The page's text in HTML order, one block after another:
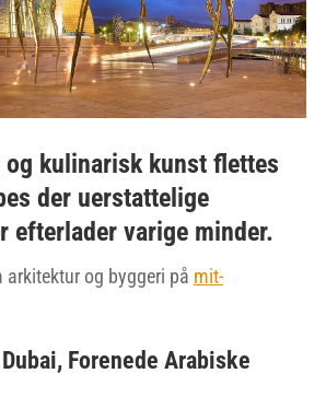
kulinarisk kunst flettes
der uerstattelige
efterlader varige minder.
og byggeri på mit-
Forenede Arabiske